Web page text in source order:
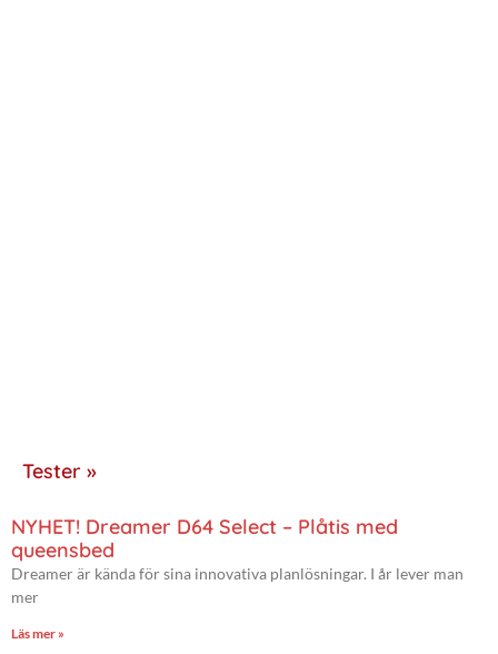
Tester »
NYHET! Dreamer D64 Select – Plåtis med
queensbed
Dreamer är kända för sina innovativa planlösningar. I år lever man
mer
Läs mer »